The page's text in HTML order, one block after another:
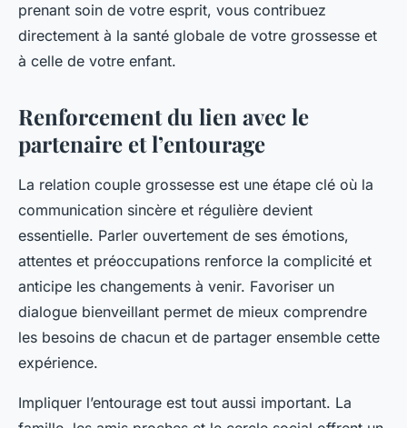
prenant soin de votre esprit, vous contribuez
directement à la santé globale de votre grossesse et
à celle de votre enfant.
Renforcement du lien avec le
partenaire et l’entourage
La relation couple grossesse est une étape clé où la
communication sincère et régulière devient
essentielle. Parler ouvertement de ses émotions,
attentes et préoccupations renforce la complicité et
anticipe les changements à venir. Favoriser un
dialogue bienveillant permet de mieux comprendre
les besoins de chacun et de partager ensemble cette
expérience.
Impliquer l’entourage est tout aussi important. La